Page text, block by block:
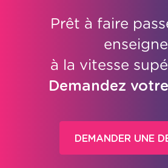
Prêt à faire
enseigne
à la vitesse
Demandez
DEMANDER UNE